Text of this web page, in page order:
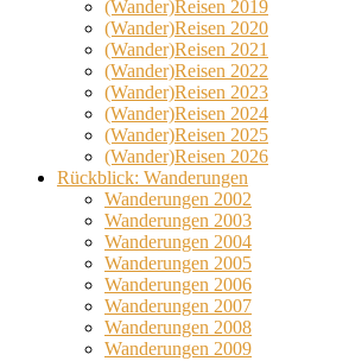
(Wander)Reisen 2019
(Wander)Reisen 2020
(Wander)Reisen 2021
(Wander)Reisen 2022
(Wander)Reisen 2023
(Wander)Reisen 2024
(Wander)Reisen 2025
(Wander)Reisen 2026
Rückblick: Wanderungen
Wanderungen 2002
Wanderungen 2003
Wanderungen 2004
Wanderungen 2005
Wanderungen 2006
Wanderungen 2007
Wanderungen 2008
Wanderungen 2009